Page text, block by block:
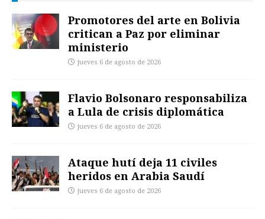
Promotores del arte en Bolivia
critican a Paz por eliminar
ministerio
jueves 6 de agosto de 2026
Flavio Bolsonaro responsabiliza
a Lula de crisis diplomática
jueves 6 de agosto de 2026
Ataque hutí deja 11 civiles
heridos en Arabia Saudí
jueves 6 de agosto de 2026